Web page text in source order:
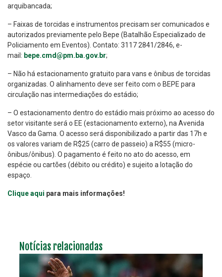
arquibancada;
– Faixas de torcidas e instrumentos precisam ser comunicados e
autorizados previamente pelo Bepe (Batalhão Especializado de
Policiamento em Eventos). Contato: 3117 2841/2846, e-
mail: bepe.cmd@pm.ba.gov.br;
– Não há estacionamento gratuito para vans e ônibus de torcidas
organizadas. O alinhamento deve ser feito com o BEPE para
circulação nas intermediações do estádio;
– O estacionamento dentro do estádio mais próximo ao acesso do
setor visitante será o EE (estacionamento externo), na Avenida
Vasco da Gama. O acesso será disponibilizado a partir das 17h e
os valores variam de R$25 (carro de passeio) a R$55 (micro-
ônibus/ônibus). O pagamento é feito no ato do acesso, em
espécie ou cartões (débito ou crédito) e sujeito a lotação do
espaço.
Clique aqui para mais informações!
Notícias relacionadas